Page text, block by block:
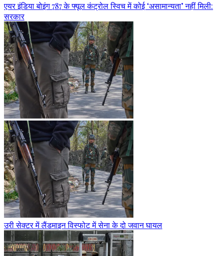
एयर इंडिया बोइंग 787 के फ्यूल कंट्रोल स्विच में कोई ‘असामान्यता’ नहीं मिली:
सरकार
उरी सेक्टर में लैंडमाइन विस्फोट में सेना के दो जवान घायल